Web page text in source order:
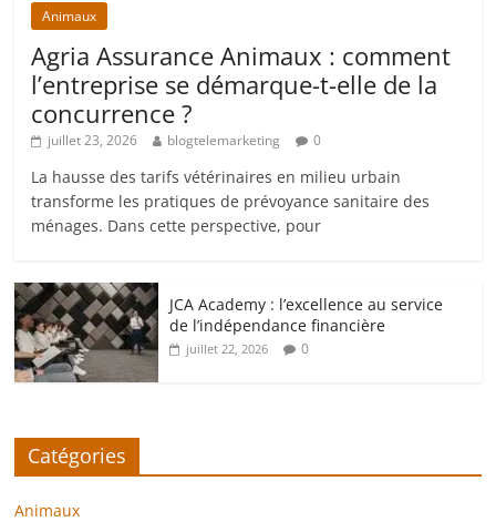
Animaux
Agria Assurance Animaux : comment
l’entreprise se démarque-t-elle de la
concurrence ?
juillet 23, 2026 blogtelemarketing 0
La hausse des tarifs vétérinaires en milieu urbain
transforme les pratiques de prévoyance sanitaire des
ménages. Dans cette perspective, pour
JCA Academy : l’excellence au service
de l’indépendance financière
juillet 22, 2026 0
Catégories
Animaux